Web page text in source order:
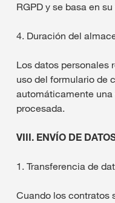
RGPD y se basa en
4. Duración del
Los datos personales
uso del formulario de
automáticamente
procesada.
VIII. ENVÍO DE
1. Transferencia de
Cuando los contratos